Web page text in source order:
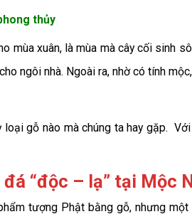
thủy
mùa xuân, là mùa mà cây cối
ngôi nhà. Ngoài ra, nhờ có tính
gỗ nào mà chúng ta hay gặp.
“độc – lạ” tại Mộc
tượng Phật bằng gỗ, nhưng